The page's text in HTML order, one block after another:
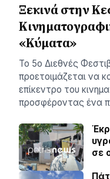
Ξεκινά στην
«Κύματα»
Το 5ο Διεθνές
προετοιμάζεται να
επίκεντρο του
προσφέροντας ένα
σε